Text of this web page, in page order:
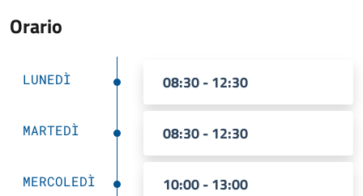
Orario
LUNEDÌ 08:30 - 12:30
MARTEDÌ 08:30 - 12:30
MERCOLEDÌ 10:00 - 13:00